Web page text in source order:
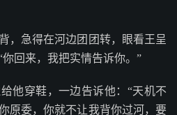
，急得在河边团团转，眼看王呈
回来，我把实情告诉你。”
他穿鞋，一边告诉他：“天机不
原委，你就不让我背你过河，要